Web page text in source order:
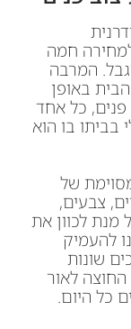
חמה
המרבה
באופן
כל אחד
בו הוא
של
צבעים,
מנת לכוון את
להעמיק
שונות
החוצה לאור
כל היום.